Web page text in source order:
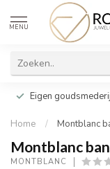
MENU
Eigen
Home / Montblanc
Montblanc
MONTBLANC